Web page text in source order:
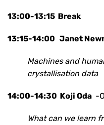
13:00-13:15 Break
13:15-14:00 Janet
Machines and
crystallisation data
14:00-14:30 Koji Oda -
What can we learn